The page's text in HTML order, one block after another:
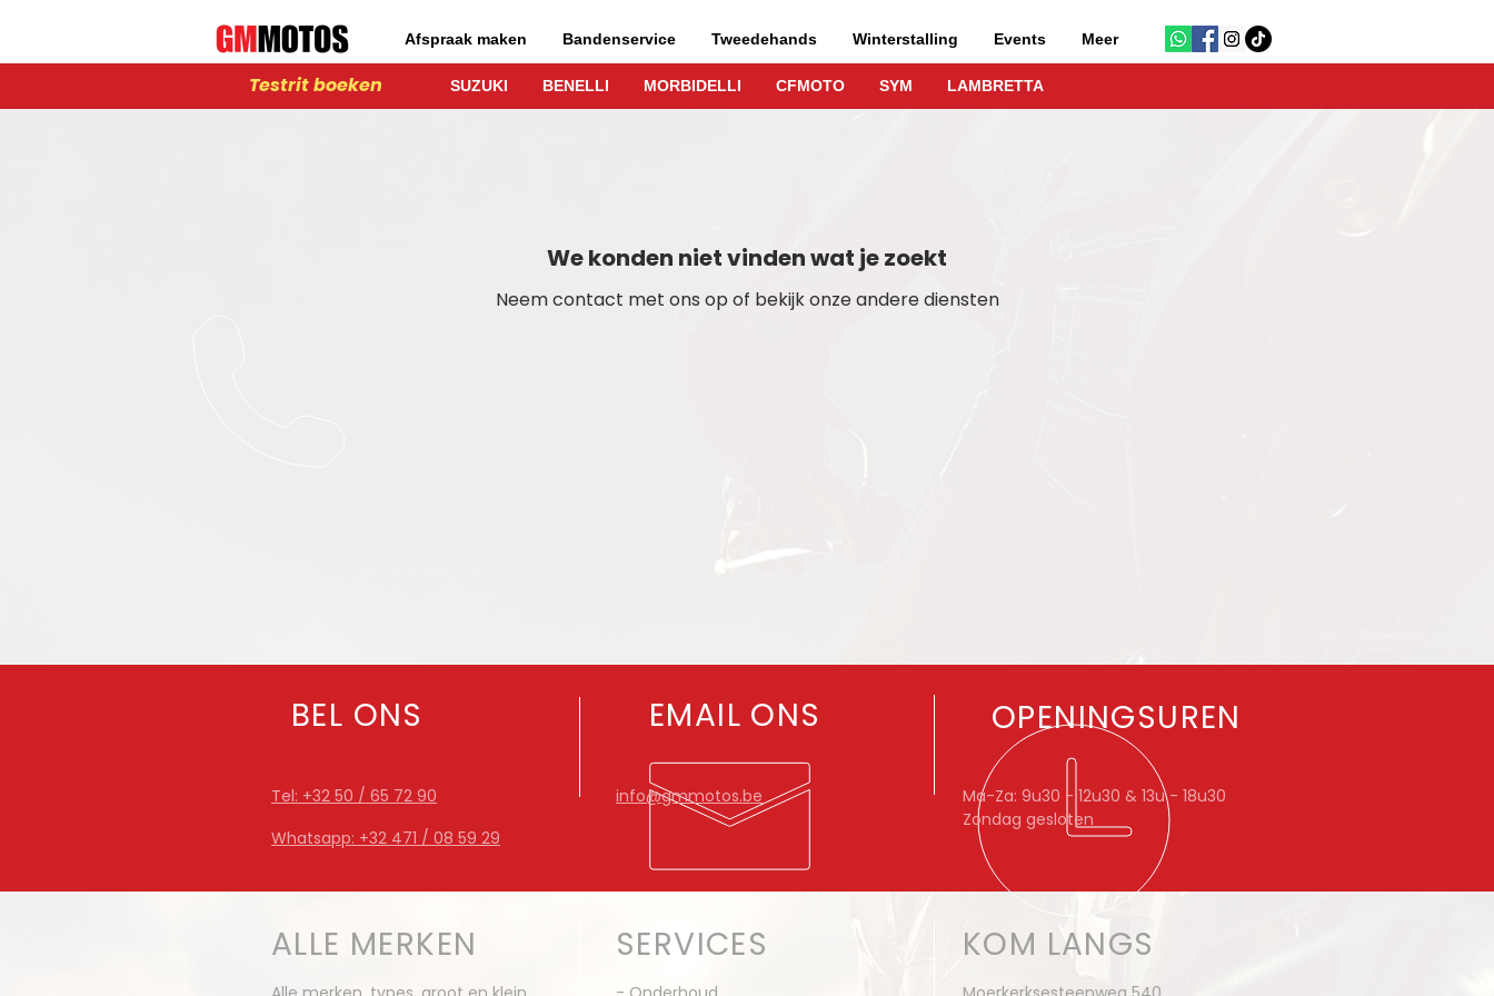
Afspraak maken Bandenservice Tweedehands Winterstalling Events Meer
Testrit boeken SUZUKI BENELLI MORBIDELLI CFMOTO SYM LAMBRETTA
We konden niet vinden wat je zoekt
Neem contact met ons op of bekijk onze andere diensten
BEL ONS
Tel: +32 50 / 65 72 90
Whatsapp: +32 471 / 08 59 29
EMAIL ONS
info@gmmotos.be
OPENINGSUREN
Ma-Za: 9u30 - 12u30 & 13u - 18u30
Zondag gesloten
ALLE MERKEN SERVICES KOM LANGS